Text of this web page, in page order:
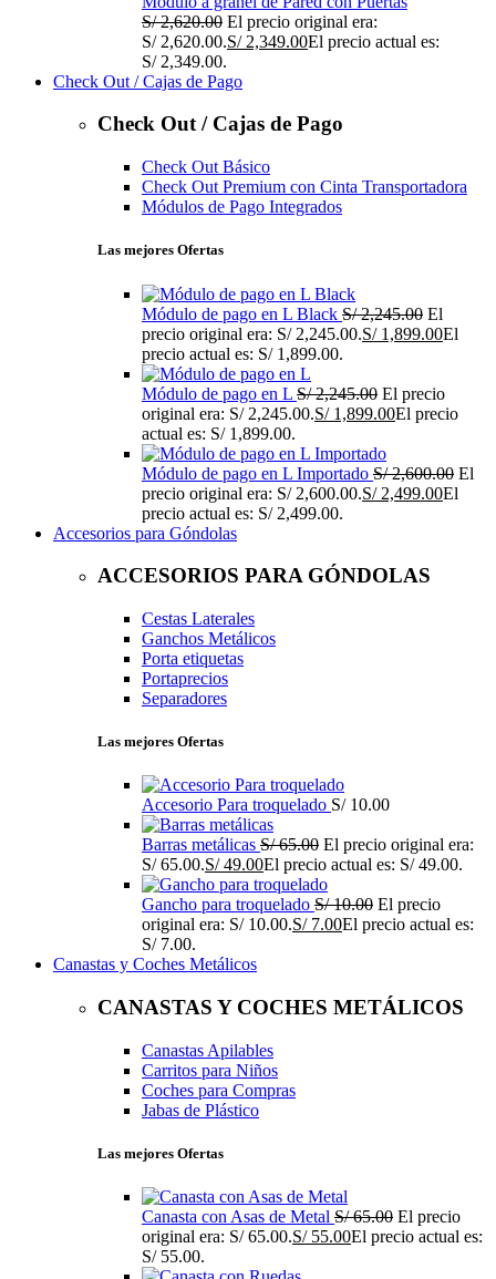
S/2,620.00 El precio original era:
S/ 2,620.00.S/2,349.00El precio actual es:
S/ 2,349.00.
Check Out / Cajas de Pago
Check Out / Cajas de Pago
Check Out Básico
Check Out Premium con Cinta Transportadora
Módulos de Pago Integrados
Las mejores Ofertas
Módulo de pago en L Black S/2,245.00 El
precio original era: S/ 2,245.00.S/1,899.00El
precio actual es: S/ 1,899.00.
Módulo de pago en L S/2,245.00 El precio
original era: S/ 2,245.00.S/1,899.00El precio
actual es: S/ 1,899.00.
Módulo de pago en L Importado S/2,600.00 El
precio original era: S/ 2,600.00.S/2,499.00El
precio actual es: S/ 2,499.00.
Accesorios para Góndolas
ACCESORIOS PARA GÓNDOLAS
Cestas Laterales
Ganchos Metálicos
Porta etiquetas
Portaprecios
Separadores
Las mejores Ofertas
Accesorio Para troquelado S/10.00
Barras metálicas S/65.00 El precio original era:
S/ 65.00.S/49.00El precio actual es: S/ 49.00.
Gancho para troquelado S/10.00 El precio
original era: S/ 10.00.S/7.00El precio actual es:
S/ 7.00.
Canastas y Coches Metálicos
CANASTAS Y COCHES METÁLICOS
Canastas Apilables
Carritos para Niños
Coches para Compras
Jabas de Plástico
Las mejores Ofertas
Canasta con Asas de Metal S/65.00 El precio
original era: S/ 65.00.S/55.00El precio actual es:
S/ 55.00.